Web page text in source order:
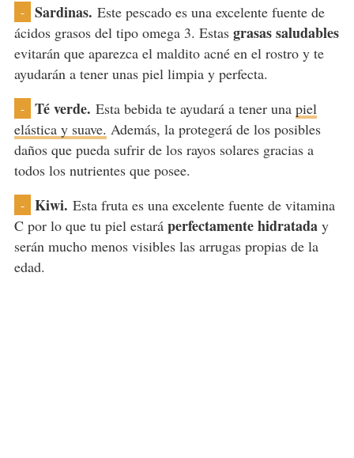
- Sardinas. Este pescado es una excelente fuente de
ácidos grasos del tipo omega 3. Estas grasas saludables
evitarán que aparezca el maldito acné en el rostro y te
ayudarán a tener unas piel limpia y perfecta.
- Té verde. Esta bebida te ayudará a tener una piel
elástica y suave. Además, la protegerá de los posibles
daños que pueda sufrir de los rayos solares gracias a
todos los nutrientes que posee.
- Kiwi. Esta fruta es una excelente fuente de vitamina
C por lo que tu piel estará perfectamente hidrataday
serán mucho menos visibles las arrugas propias de la
edad.